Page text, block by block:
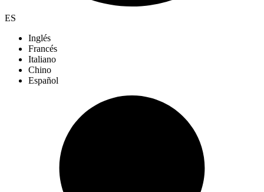
ES
Inglés
Francés
Italiano
Chino
Español